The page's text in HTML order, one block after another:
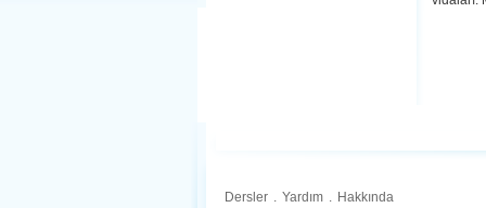
Dersler . Yardım . Hakkında